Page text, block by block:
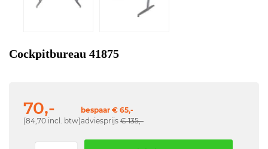
Cockpitbureau 41875
70,-
(84,70 incl. btw)
bespaar € 65,-
adviesprijs € 135,-